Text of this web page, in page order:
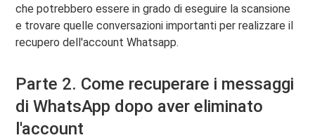
che potrebbero essere in grado di eseguire la scansione
e trovare quelle conversazioni importanti per realizzare il
recupero dell'account Whatsapp.
Parte 2. Come recuperare i messaggi
di WhatsApp dopo aver eliminato
l'account